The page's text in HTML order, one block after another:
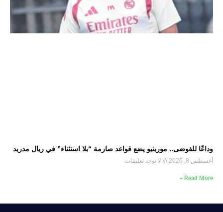
وداعًا للفوضى.. مورينيو يضع قواعد صارمة “بلا استثناء” في ريال مدريد
أغسطس 8, 2026 لا توجد تعليقات
Read More »